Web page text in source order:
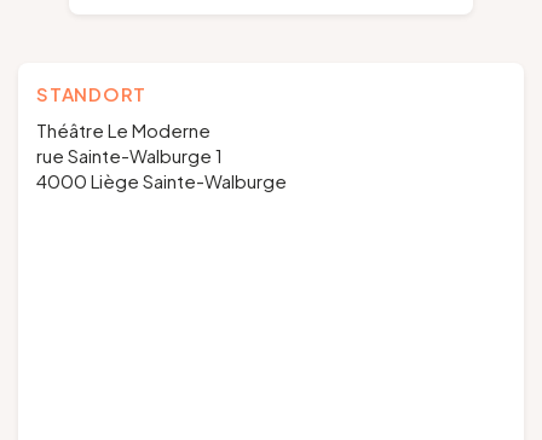
STANDORT
Théâtre Le Moderne
rue Sainte-Walburge 1
4000 Liège Sainte-Walburge